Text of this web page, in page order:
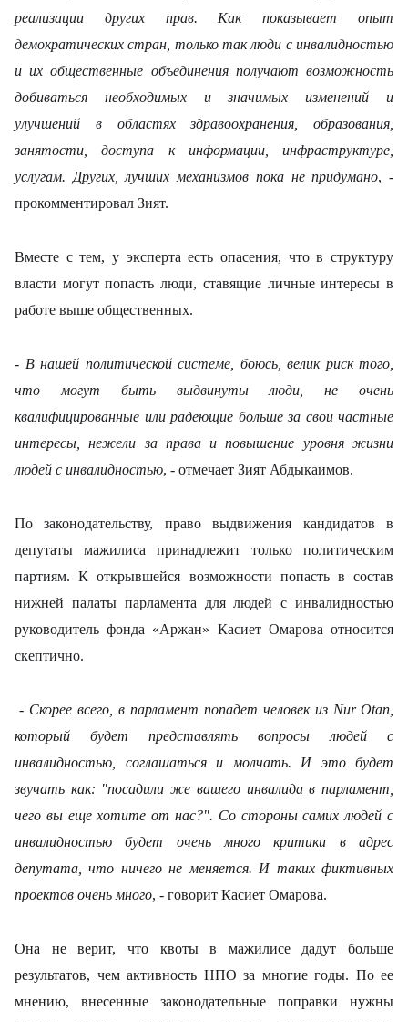
реализации других прав. Как показывает опыт
демократических стран, только так люди с инвалидностью
и их общественные объединения получают возможность
добиваться необходимых и значимых изменений и
улучшений в областях здравоохранения, образования,
занятости, доступа к информации, инфраструктуре,
услугам. Других, лучших механизмов пока не придумано, -
прокомментировал Зият.
Вместе с тем, у эксперта есть опасения, что в структуру
власти могут попасть люди, ставящие личные интересы в
работе выше общественных.
- В нашей политической системе, боюсь, велик риск того,
что могут быть выдвинуты люди, не очень
квалифицированные или радеющие больше за свои частные
интересы, нежели за права и повышение уровня жизни
людей с инвалидностью, - отмечает Зият Абдыкаимов.
По законодательству, право выдвижения кандидатов в
депутаты мажилиса принадлежит только политическим
партиям. К открывшейся возможности попасть в состав
нижней палаты парламента для людей с инвалидностью
руководитель фонда «Аржан» Касиет Омарова относится
скептично.
- Скорее всего, в парламент попадет человек из Nur Оtan
который будет представлять вопросы людей с
инвалидностью, соглашаться и молчать. И это будет
звучать как: "посадили же вашего инвалида в парламент,
чего вы еще хотите от нас?". Со стороны самих людей с
инвалидностью будет очень много критики в адрес
депутата, что ничего не меняется. И таких фиктивных
проектов очень много, - говорит Касиет Омарова.
Она не верит, что квоты в мажилисе дадут больше
результатов, чем активность НПО за многие годы. По ее
мнению, внесенные законодательные поправки нужны